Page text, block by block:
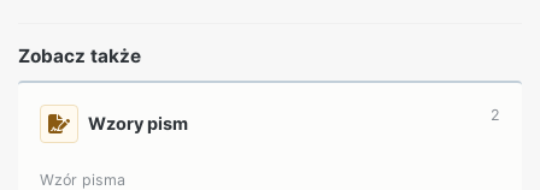
Zobacz także
Wzory pism 2
Wzór pisma